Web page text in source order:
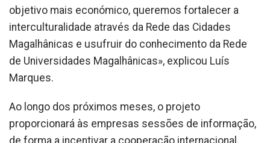
objetivo mais económico, queremos fortalecer a
interculturalidade através da Rede das Cidades
Magalhânicas e usufruir do conhecimento da Rede
de Universidades Magalhânicas», explicou Luís
Marques.
Ao longo dos próximos meses, o projeto
proporcionará às empresas sessões de informação,
de forma a incentivar a cooperação internacional,